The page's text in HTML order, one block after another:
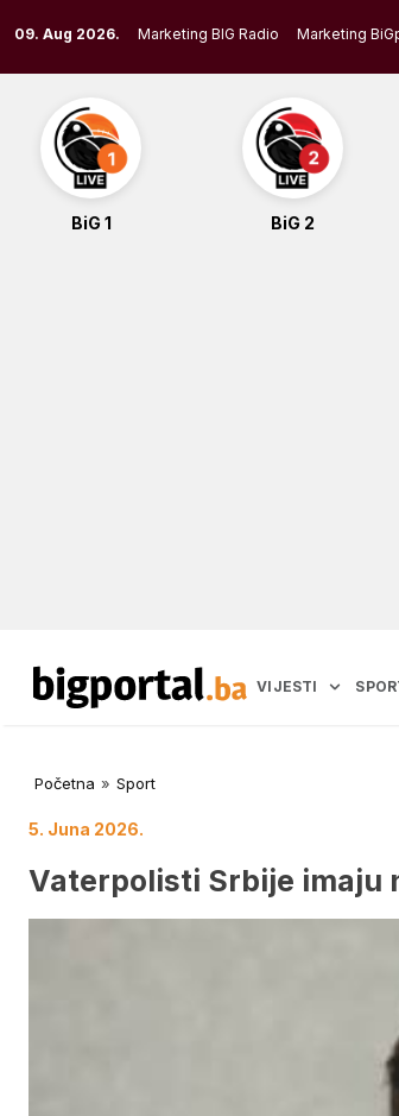
to
content
09. Aug 2026. Marketing BIG Radio Marketing
BiG 1 BiG 2
VIJESTI
Početna » Sport
5. Juna 2026.
Vaterpolisti Srbije imaju